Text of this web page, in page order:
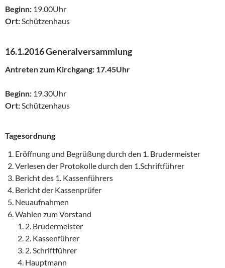
Beginn: 19.00Uhr
Ort:Schützenhaus
16.1.2016 Generalversammlung
Antreten zum Kirchgang: 17.45Uhr
Beginn: 19.30Uhr
Ort:Schützenhaus
Tagesordnung
Eröffnung und Begrüßung durch den 1. Brudermeister
Verlesen der Protokolle durch den 1.Schriftführer
Bericht des 1. Kassenführers
Bericht der Kassenprüfer
Neuaufnahmen
Wahlen zum Vorstand
2. Brudermeister
2. Kassenführer
2. Schriftführer
Hauptmann